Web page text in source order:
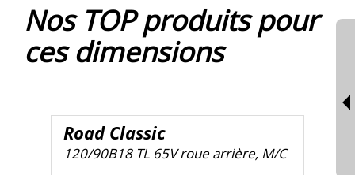
Nos TOP produits pour
ces dimensions
carrouselRoad Classic
120/90B18 TL 65V roue arrière, M/C